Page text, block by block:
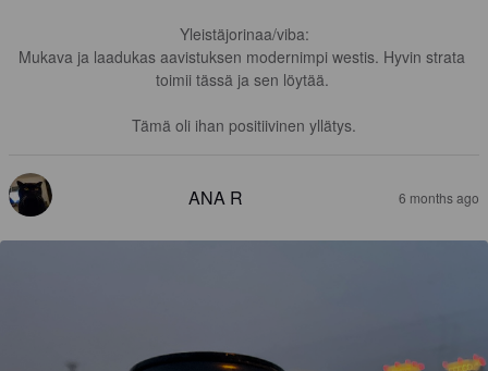
Yleistäjorinaa/viba:
Mukava ja laadukas aavistuksen modernimpi westis. Hyvin strata
toimii tässä ja sen löytää.
Tämä oli ihan positiivinen yllätys.
ANA R 6 months ago